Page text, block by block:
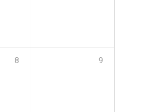
8 9